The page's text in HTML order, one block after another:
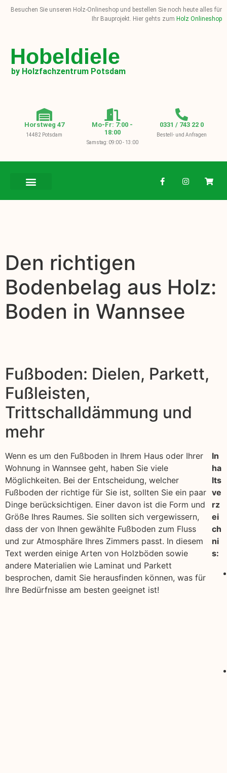
Besuchen Sie unseren Holz-Onlineshop und bestellen Sie noch heute alles für
Ihr Bauprojekt. Hier gehts zum Holz Onlineshop
Hobeldiele
by Holzfachzentrum Potsdam
Horstweg 47
14482 Potsdam
Mo-Fr: 7:00 -
18:00
Samstag: 09:00 - 13:00
0331 / 743 22 0
Bestell- und Anfragen
Den richtigen
Bodenbelag aus Holz:
Boden in Wannsee
Fußboden: Dielen, Parkett,
Fußleisten,
Trittschalldämmung und
mehr
Wenn es um den Fußboden in Ihrem Haus oder Ihrer
Wohnung in Wannsee geht, haben Sie viele
Möglichkeiten. Bei der Entscheidung, welcher
Fußboden der richtige für Sie ist, sollten Sie ein paar
Dinge berücksichtigen. Einer davon ist die Form und
Größe Ihres Raumes. Sie sollten sich vergewissern,
dass der von Ihnen gewählte Fußboden zum Fluss
und zur Atmosphäre Ihres Zimmers passt. In diesem
Text werden einige Arten von Holzböden sowie
andere Materialien wie Laminat und Parkett
besprochen, damit Sie herausfinden können, was für
Ihre Bedürfnisse am besten geeignet ist!
In
ha
lts
ve
rz
ei
ch
ni
s: